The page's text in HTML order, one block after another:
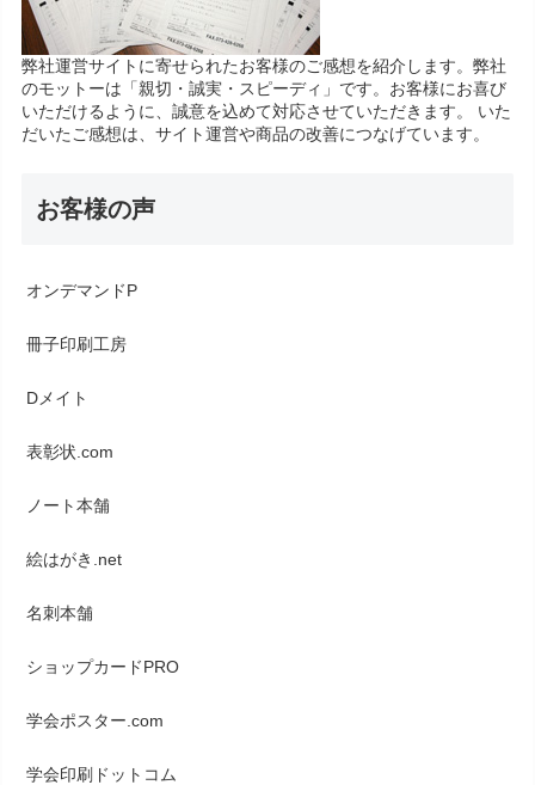
弊社運営サイトに寄せられたお客様のご感想を紹介します。弊社
のモットーは「親切・誠実・スピーディ」です。お客様にお喜び
いただけるように、誠意を込めて対応させていただきます。 いた
だいたご感想は、サイト運営や商品の改善につなげています。
お客様の声
オンデマンドP
冊子印刷工房
Dメイト
表彰状.com
ノート本舗
絵はがき.net
名刺本舗
ショップカードPRO
学会ポスター.com
学会印刷ドットコム